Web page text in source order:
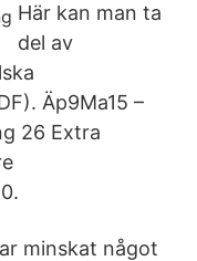
Här kan man ta
del av
Äp9Ma15 –
26 Extra
minskat något